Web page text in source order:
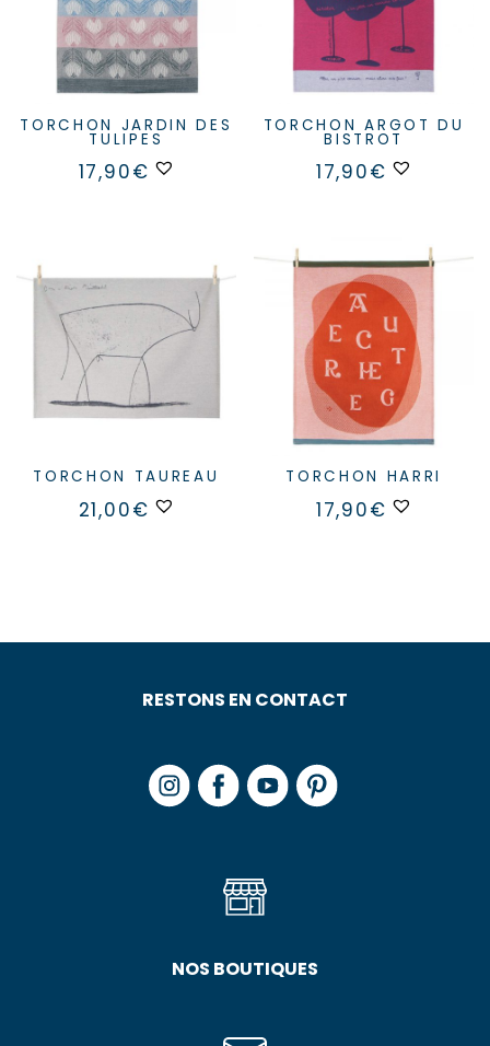
TORCHON JARDIN DES
TULIPES
17,90€
TORCHON ARGOT DU
BISTROT
17,90€
TORCHON TAUREAU
21,00€
TORCHON HARRI
17,90€
RESTONS EN CONTACT
NOS BOUTIQUES